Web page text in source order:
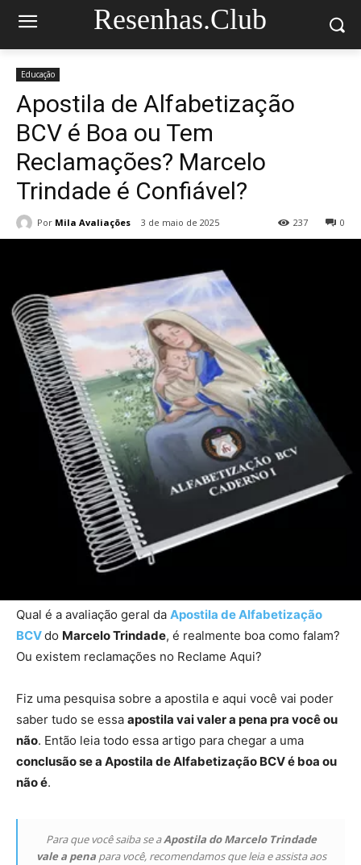
Resenhas.Club
Educação
Apostila de Alfabetização
BCV é Boa ou Tem
Reclamações? Marcelo
Trindade é Confiável?
Por Mila Avaliações 3 de maio de 2025 0
237
Qual é a avaliação geral da Apostila de Alfabetização
BCVdo Marcelo Trindade, é realmente boa como falam?
Ou existem reclamações no Reclame Aqui?
Fiz uma pesquisa sobre a apostila e aqui você vai poder
saber tudo se essa apostila vai valer a pena pra você ou
não. Então leia todo essa artigo para chegar a uma
conclusão se a Apostila de Alfabetização BCV é boa ou
não é.
Para que você saiba se aApostila do Marcelo Trindade
vale a pena para você, recomendamos que leia e assista aos